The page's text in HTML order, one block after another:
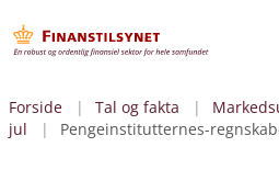
Forside Tal og fakta
jul
Pengeinstitutternes-